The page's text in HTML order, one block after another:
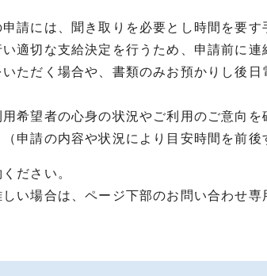
請には、聞き取りを必要とし時間を要
適切な支給決定を行うため、申請前に
ただく場合や、書類のみお預かりし後
希望者の心身の状況やご利用のご意向
申請の内容や状況により目安時間を前後
ださい。
い場合は、ページ下部のお問い合わせ